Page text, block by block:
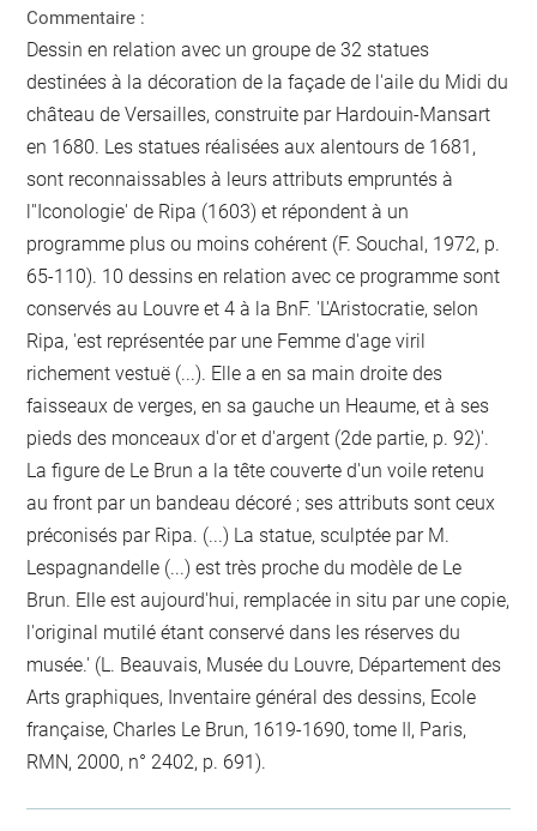
Commentaire :
Dessin en relation avec un groupe de 32 statues
destinées à la décoration de la façade de l'aile du Midi du
château de Versailles, construite par Hardouin-Mansart
en 1680. Les statues réalisées aux alentours de 1681,
sont reconnaissables à leurs attributs empruntés à
l''Iconologie' de Ripa (1603) et répondent à un
programme plus ou moins cohérent (F. Souchal, 1972, p.
65-110). 10 dessins en relation avec ce programme sont
conservés au Louvre et 4 à la BnF. 'L'Aristocratie, selon
Ripa, 'est représentée par une Femme d'age viril
richement vestuë (...). Elle a en sa main droite des
faisseaux de verges, en sa gauche un Heaume, et à ses
pieds des monceaux d'or et d'argent (2de partie, p. 92)'.
La figure de Le Brun a la tête couverte d'un voile retenu
au front par un bandeau décoré ; ses attributs sont ceux
préconisés par Ripa. (...) La statue, sculptée par M.
Lespagnandelle (...) est très proche du modèle de Le
Brun. Elle est aujourd'hui, remplacée in situ par une copie,
l'original mutilé étant conservé dans les réserves du
musée.' (L. Beauvais, Musée du Louvre, Département des
Arts graphiques, Inventaire général des dessins, Ecole
française, Charles Le Brun, 1619-1690, tome II, Paris,
RMN, 2000, n° 2402, p. 691).